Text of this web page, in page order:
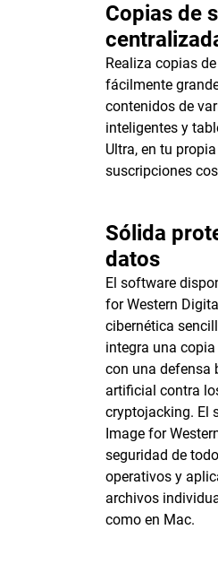
Copias de
Realiza copias
fácilmente
contenidos de
inteligentes y
Ultra, en tu
suscripciones
Sólida
datos
El software
for Western
cibernética
integra una
con una defensa
artificial contra
cryptojacking. El
Image for
seguridad de
operativos y
archivos
como en Mac.